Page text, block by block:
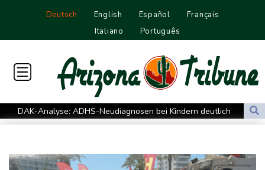
Deutsch English Español
Français
Italiano
Português
DAK-Analyse: ADHS-Neudiagnosen bei Kindern deutlich
gestiegen
Metastasen gebildet